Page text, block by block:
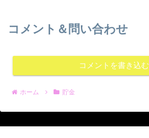
コメント＆問い合わせ
コメントを書き込む
ホーム 貯金